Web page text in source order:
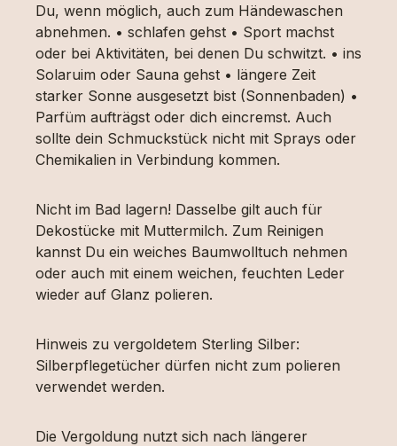
Du, wenn möglich, auch zum Händewaschen
abnehmen. • schlafen gehst • Sport machst
oder bei Aktivitäten, bei denen Du schwitzt. • ins
Solaruim oder Sauna gehst • längere Zeit
starker Sonne ausgesetzt bist (Sonnenbaden) •
Parfüm aufträgst oder dich eincremst. Auch
sollte dein Schmuckstück nicht mit Sprays oder
Chemikalien in Verbindung kommen.
Nicht im Bad lagern! Dasselbe gilt auch für
Dekostücke mit Muttermilch. Zum Reinigen
kannst Du ein weiches Baumwolltuch nehmen
oder auch mit einem weichen, feuchten Leder
wieder auf Glanz polieren.
Hinweis zu vergoldetem Sterling Silber:
Silberpflegetücher dürfen nicht zum polieren
verwendet werden.
Die Vergoldung nutzt sich nach längerer